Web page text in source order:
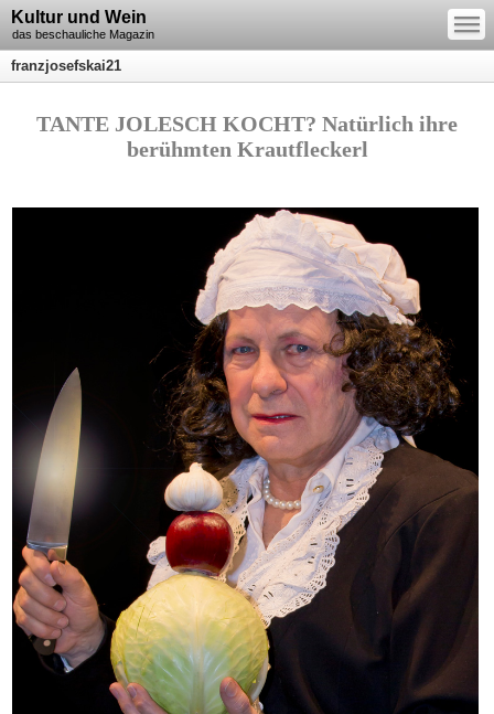
Kultur und Wein
das beschauliche Magazin
—
—
—
franzjosefskai21
TANTE JOLESCH KOCHT? Natürlich ihre
berühmten Krautfleckerl